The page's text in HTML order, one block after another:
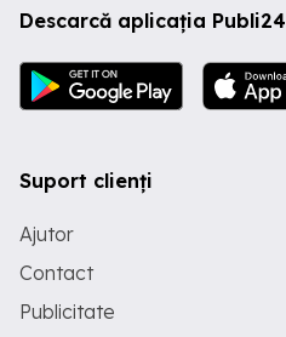
Descarcă aplicația Publi24
Suport clienți
Ajutor
Contact
Publicitate